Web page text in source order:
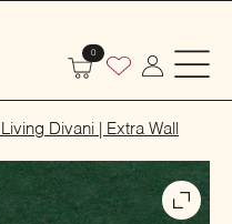
0
Divani | Extra Wall